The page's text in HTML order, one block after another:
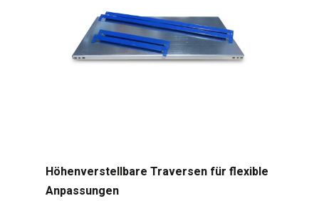
Höhenverstellbare Traversen für flexible
Anpassungen